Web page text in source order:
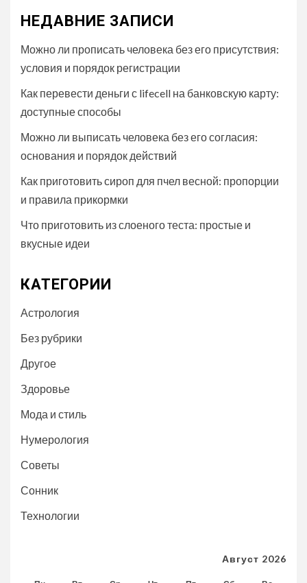
НЕДАВНИЕ ЗАПИСИ
Можно ли прописать человека без его присутствия:
условия и порядок регистрации
Как перевести деньги с lifecell на банковскую карту:
доступные способы
Можно ли выписать человека без его согласия:
основания и порядок действий
Как приготовить сироп для пчел весной: пропорции
и правила прикормки
Что приготовить из слоеного теста: простые и
вкусные идеи
КАТЕГОРИИ
Астрология
Без рубрики
Другое
Здоровье
Мода и стиль
Нумерология
Советы
Сонник
Технологии
Август 2026